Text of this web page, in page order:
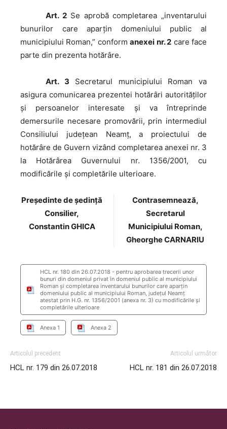
Art. 2Se aprobă completarea „inventarului
bunurilor care aparţin domeniului public al
municipiului Roman,” conformanexei nr. 2 care face
parte din prezenta hotărâre.
Art. 3 Secretarul municipiului Roman va
asigura comunicarea prezentei hotărâri autorităţilor
şi persoanelor interesate şi va întreprinde
demersurile necesare promovării, prin intermediul
Consiliului judeţean Neamţ, a proiectului de
hotărâre de Guvern vizând completarea anexei nr. 3
la Hotărârea Guvernului nr. 1356/2001, cu
modificările şi completările ulterioare.
Preşedinte de şedinţă
Consilier,
Constantin GHICA
Contrasemnează,
Secretarul
Municipiului Roman,
Gheorghe CARNARIU
HCL nr. 180 din 26.07.2018 - pentru aprobarea trecerii unor
bunuri din domeniul privat în domeniul public al municipiului
Roman şi completarea inventarului bunurilor care aparţin
domeniului public al municipiului Roman, judeţul Neamţ
atestat prin H.G. nr. 1356/2001 (anexa nr. 3) cu modificările şi
completările ulterioare
Anexa 1 Anexa 2
Articolul precedent
HCL nr. 179 din 26.07.2018
Articolul următor
HCL nr. 181 din 26.07.2018